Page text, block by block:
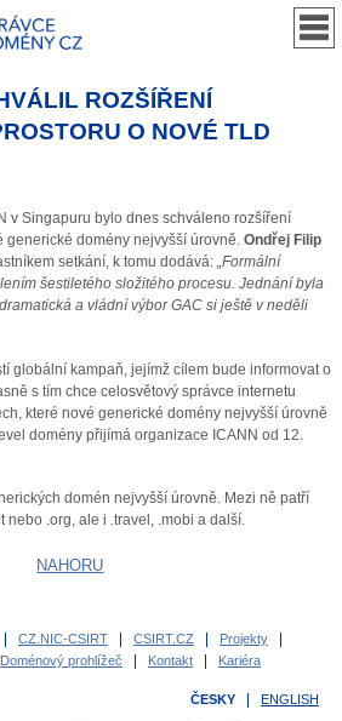
ROZŠÍŘENÍ
O NOVÉ TLD
v Singapuru bylo dnes schváleno rozšíření
generické domény nejvyšší úrovně. Ondřej Filip
setkání, k tomu dodává: „Formální
šestiletého složitého procesu. Jednání byla
a vládní výbor GAC si ještě v neděli
globální kampaň, jejímž cílem bude informovat o
s tím chce celosvětový správce internetu
které nové generické domény nejvyšší úrovně
domény přijímá organizace ICANN od 12.
domén nejvyšší úrovně. Mezi ně patří
.org, ale i .travel, .mobi a další.
NAHORU
CZ.NIC-CSIRT CSIRT.CZ
Projekty
Doménový prohlížeč Kontakt Kariéra
ČESKY ENGLISH